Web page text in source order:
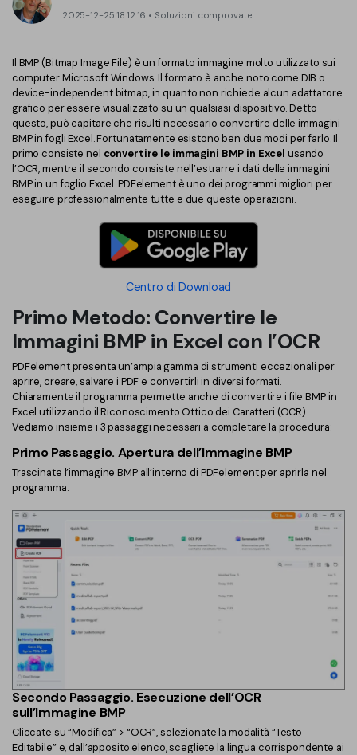
PDF in Word
Comprimere PDF
Unire PDF
Word in PDF
Altri Strumenti Online
Compimi PDF
Organizza PDF
Ritaglia PDF
Modulo PDF
Firma PDF
Batch PDF
Firma digitale certificata
Smart Redact PDF
PDF OCR
Extrai dati PDF
Password PDF
Condividi PDF
AI per PDF
Chat con PDF
Riassunto PDF AI
Traduzione PDF AI
Controllo grammatica AI
Chat con immagine
Leggi PDF con AI
Chat con documento
Esegui OCR su PDF
APP PDF
Firma su PDF
PDF editor per Mac
Comprimere PDF
Tutti Gli Argomenti
Soluzioni PDF per
Educazione
Legale
Sanità
Finanza
Governo
Freelancer
Recensioni e premi
Storie di clienti
Recensioni di clienti
Confronto dei software PDF
Guida utente
PDFelement per Windows
PDFelement per Mac
PDFelement per iOS
PDFelement per Android
2025-12-25 18:12:16 • Soluzioni comprovate
Il BMP (Bitmap Image File) è un formato immagine molto utilizzato sui
computer Microsoft Windows. Il formato è anche noto come DIB o
device-independent bitmap, in quanto non richiede alcun adattatore
grafico per essere visualizzato su un qualsiasi dispositivo. Detto
questo, può capitare che risulti necessario convertire delle immagini
BMP in fogli Excel. Fortunatamente esistono ben due modi per farlo. Il
primo consiste nel convertire le immagini BMP in Excel usando
l’OCR, mentre il secondo consiste nell’estrarre i dati delle immagini
BMP in un foglio Excel. PDFelement è uno dei programmi migliori per
eseguire professionalmente tutte e due queste operazioni.
Centro di Download
Primo Metodo: Convertire le
Immagini BMP in Excel con l’OCR
PDFelement presenta un’ampia gamma di strumenti eccezionali per
aprire, creare, salvare i PDF e convertirli in diversi formati.
Chiaramente il programma permette anche di convertire i file BMP in
Excel utilizzando il Riconoscimento Ottico dei Caratteri (OCR).
Vediamo insieme i 3 passaggi necessari a completare la procedura:
Primo Passaggio. Apertura dell’Immagine BMP
Trascinate l’immagine BMP all’interno di PDFelement per aprirla nel
programma.
Secondo Passaggio. Esecuzione dell’OCR
sull’Immagine BMP
Cliccate su “Modifica” > “OCR”, selezionate la modalità “Testo
Editabile” e, dall’apposito elenco, scegliete la lingua corrispondente ai